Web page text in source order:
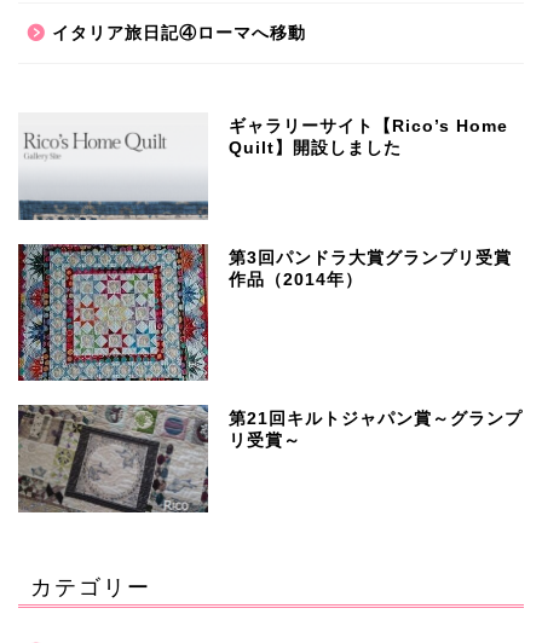
イタリア旅日記④ローマへ移動
ギャラリーサイト【Rico’s Home
Quilt】開設しました
第3回パンドラ大賞グランプリ受賞
作品（2014年）
第21回キルトジャパン賞～グランプ
リ受賞～
カテゴリー